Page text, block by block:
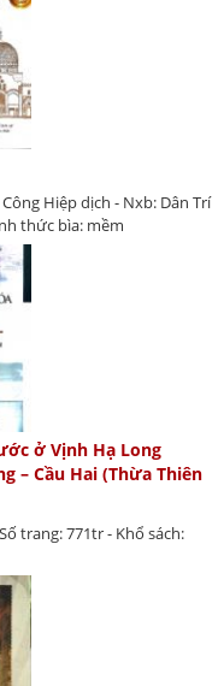
Hiệp dịch - Nxb: Dân Trí
thức bìa: mềm
ở Vịnh Hạ Long
– Cầu Hai (Thừa Thiên
trang: 771tr - Khổ sách: